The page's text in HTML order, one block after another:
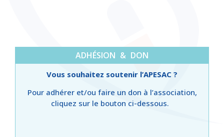
ADHÉSION & DON
Vous souhaitez soutenir l’APESAC ?
Pour adhérer et/ou faire un don à l’association,
cliquez sur le bouton ci-dessous.